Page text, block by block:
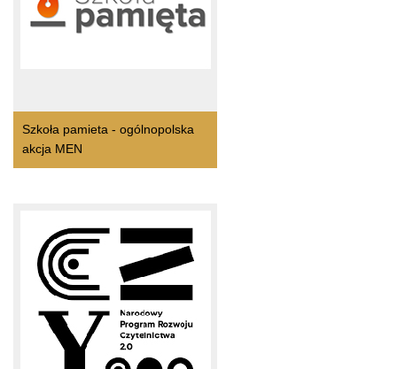
Szkoła pamieta - ogólnopolska
akcja MEN